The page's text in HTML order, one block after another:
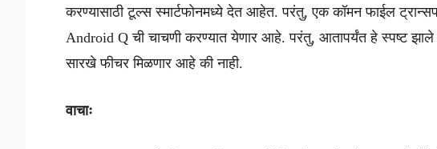
करण्यासाठी टूल्स स्मार्टफोनमध्ये देत आहेत. परंतु, एक कॉमन फाईल
Android Q ची चाचणी करण्यात येणार आहे. परंतु, आतापर्यंत हे स्पष्ट झाले
सारखे फीचर मिळणार आहे की नाही.
वाचाः